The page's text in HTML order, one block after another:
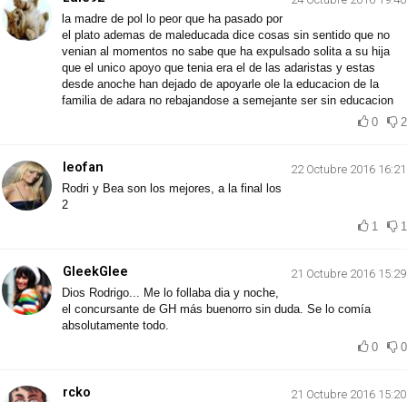
la madre de pol lo peor que ha pasado por
el plato ademas de maleducada dice cosas sin sentido que no
venian al momentos no sabe que ha expulsado solita a su hija
que el unico apoyo que tenia era el de las adaristas y estas
desde anoche han dejado de apoyarle ole la educacion de la
familia de adara no rebajandose a semejante ser sin educacion
0
2
leofan
22 Octubre 2016 16:21
Rodri y Bea son los mejores, a la final los
2
1
1
GleekGlee
21 Octubre 2016 15:29
Dios Rodrigo... Me lo follaba dia y noche,
el concursante de GH más buenorro sin duda. Se lo comía
absolutamente todo.
0
0
rcko
21 Octubre 2016 15:20